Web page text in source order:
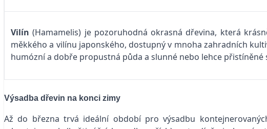
Vilín (Hamamelis) je pozoruhodná okrasná dřevina, která
měkkého a vilínu japonského, dostupný v mnoha zahradních
humózní a dobře propustná půda a slunné nebo lehce přistíněné
Výsadba dřevin na konci zimy
Až do března trvá ideální období pro výsadbu